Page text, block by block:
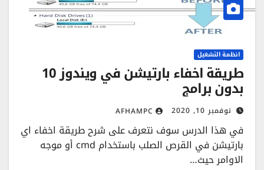
انظمة التشغيل
طريقة اخفاء بارتيشن في ويندوز 10
بدون برامج
نوفمبر 10, 2020 AFHAMPC
في هذا الدرس سوف نتعرف على شرح طريقة اخفاء اي
بارتيشن في القرص الصلب باستخدام cmd أو موجه
الاوامر حيث…